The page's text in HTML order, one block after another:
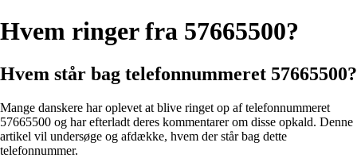
Hvem ringer fra 57665500?
Hvem står bag telefonnummeret 57665500?
Mange danskere har oplevet at blive ringet op af telefonnummeret
57665500 og har efterladt deres kommentarer om disse opkald. Denne
artikel vil undersøge og afdække, hvem der står bag dette
telefonnummer.